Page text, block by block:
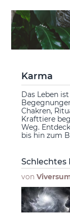
Karma
Das Leben
Chakren,
Krafttiere
Weg.
bis hin zum
Schlechtes
von